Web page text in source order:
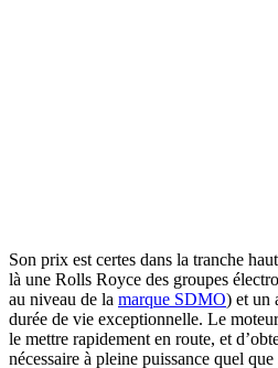
Son prix est certes dans la tranche
là une Rolls Royce des groupes
au niveau de la marque SDMO) et un
durée de vie exceptionnelle. Le
le mettre rapidement en route, et
nécessaire à pleine puissance quel